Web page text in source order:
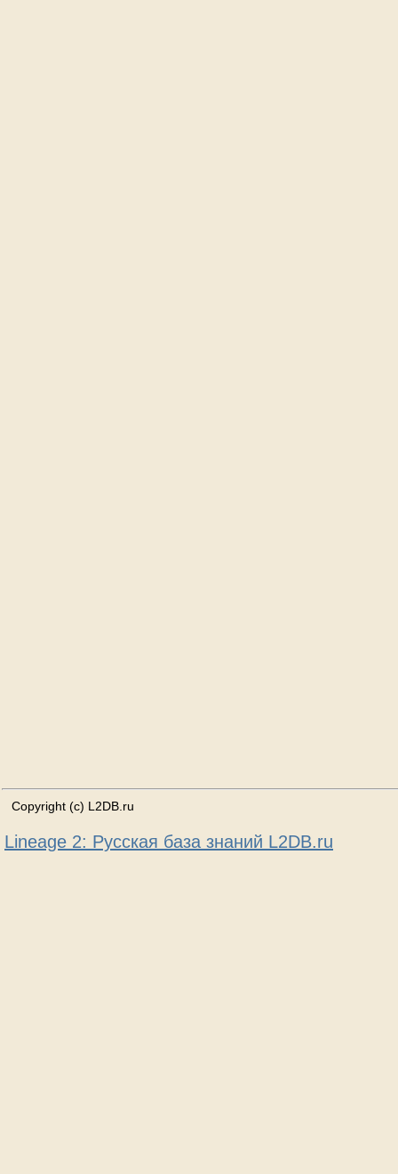
Copyright (c) L2DB.ru
Lineage 2: Русская база знаний L2DB.ru